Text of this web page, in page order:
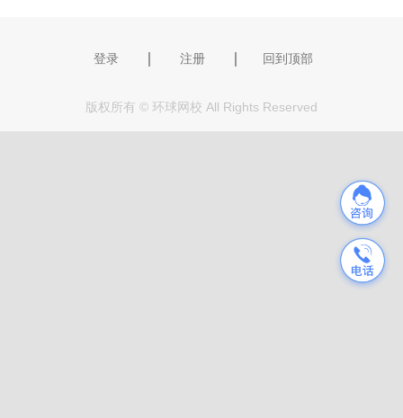
登录 ｜ 注册 ｜ 回到顶部
版权所有 © 环球网校 All Rights Reserved